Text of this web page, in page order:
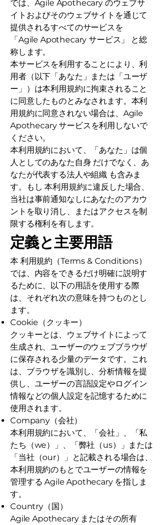
では、Agile Apothecary のウェブサ
イトおよびそのウェブサイトを通じて
提供されるすべてのサービスを
「Agile Apothecary サービス」 と総
称します。
本サービスを利用することにより、利
用者（以下「あなた」または「ユーザ
ー」）は本利用規約に拘束されること
に同意したものとみなされます。本利
用規約に同意されない場合は、Agile
Apothecary サービスを利用しないで
ください。
本利用規約において、「あなた」は個
人としてのあなた自身 だけでなく、あ
なたが代表する法人や組織 も含みま
す。もし 本利用規約に違反した場合、
当社は事前通知なしにあなたのアカウ
ントを取り消し、またはアクセスを制
限する権利を有します。
定義と主要用語
本 利用規約（Terms & Conditions）
では、内容をできるだけ明確に説明す
るために、以下の用語を使用する際
は、それぞれ次の意味を持つものとし
ます。
Cookie（クッキー）
クッキーとは、ウェブサイトによって
生成され、ユーザーのウェブブラウザ
に保存される少量のデータです。これ
は、ブラウザを識別し、分析情報を提
供し、ユーザーの言語設定やログイン
情報などの個人設定を記憶するために
使用されます。
Company（会社）
本利用規約において、「会社」、「私
たち（we）」、「弊社（us）」または
「当社（our）」と記載される場合は、
本利用規約のもとでユーザーの情報を
管理する Agile Apothecary を指しま
す。
Country（国）
Agile Apothecary またはその所有